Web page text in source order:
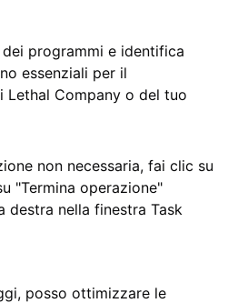
programmi e identifica
essenziali per il
Lethal Company o del tuo
non necessaria, fai clic su
"Termina operazione"
destra nella finestra Task
posso ottimizzare le